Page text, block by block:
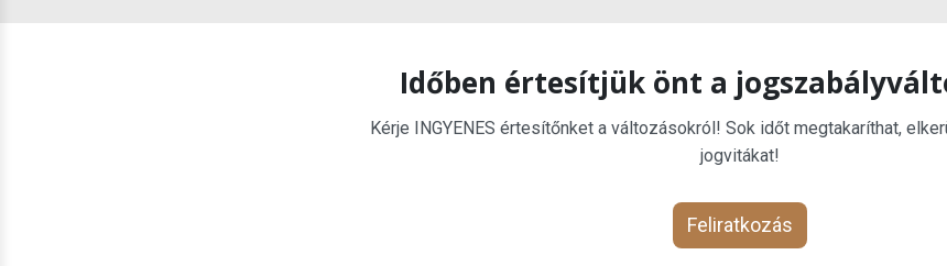
Időben értesítjük önt a
Kérje INGYENES értesítőnket a változásokról! Sok időt megtakaríthat,
jogvitákat!
Feliratkozás